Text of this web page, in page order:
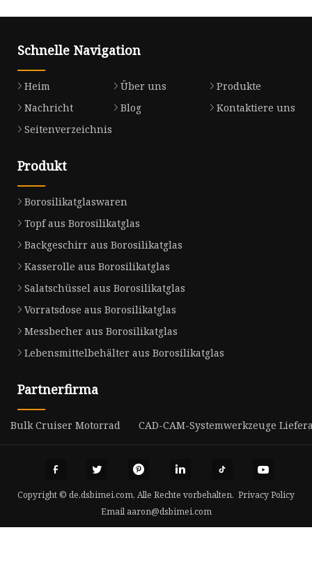
Schnelle Navigation
Heim Über uns
Produkte
Nachricht
Blog
Kontaktiere uns
Seitenverzeichnis
Produkt
Borosilikatglaswaren
Topf aus Borosilikatglas
Backgeschirr aus Borosilikatglas
Kasserolle aus Borosilikatglas
Salatschüssel aus Borosilikatglas
Vorratsdose aus Borosilikatglas
Messbecher aus Borosilikatglas
Lebensmittelbehälter aus Borosilikatglas
Partnerfirma
Bulk Cruiser Motorrad CAD-CAM-Systemwerkzeuge
Copyright © de.dsbimei.com, Alle Rechte vorbehalten. Privacy Policy
Email aaron@dsbimei.com